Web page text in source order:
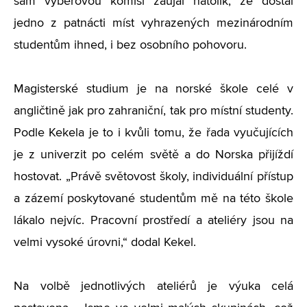
jedno z patnácti míst vyhrazených mezinárodním
studentům ihned, i bez osobního pohovoru.
Magisterské studium je na norské škole celé v
angličtině jak pro zahraniční, tak pro místní studenty.
Podle Kekela je to i kvůli tomu, že řada vyučujících
je z univerzit po celém světě a do Norska přijíždí
hostovat. „Právě světovost školy, individuální přístup
a zázemí poskytované studentům mě na této škole
lákalo nejvíc. Pracovní prostředí a ateliéry jsou na
velmi vysoké úrovni,“ dodal Kekel.
Na volbě jednotlivých ateliérů je výuka celá